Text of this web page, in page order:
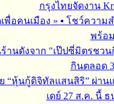
กรุงไทยจัดงาน
พื่อคนเมือง » ▪︎ โชว์ความ
พร้อ
านดังจาก "เป๊ปซี่มิตรชว
กินตลอด
“หุ้นกู้ดิจิทัลแสนสิริ” ผ่าน
เดย์ 27 ส.ค. นี้